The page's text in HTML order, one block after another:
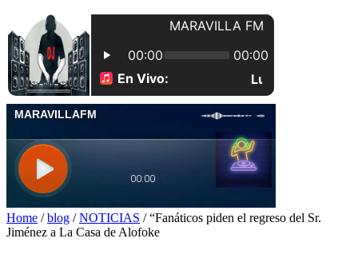
Home / blog / NOTICIAS / “Fanáticos piden el regreso del Sr.
Jiménez a La Casa de Alofoke